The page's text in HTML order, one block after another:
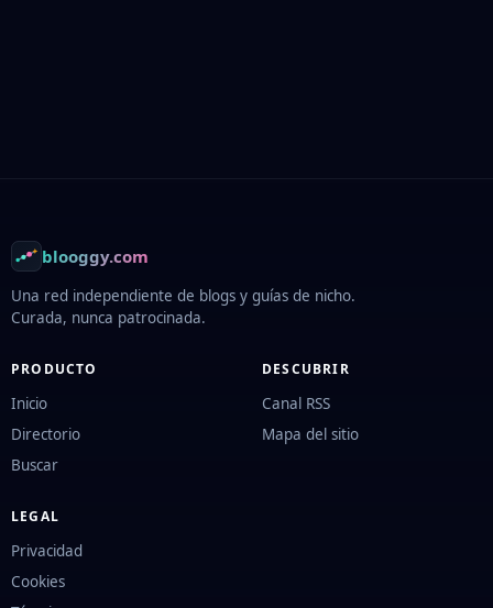
Footerblooggy.com
Una red independiente de blogs y guías de nicho.
Curada, nunca patrocinada.
PRODUCTO
Inicio
Directorio
Buscar
DESCUBRIR
Canal RSS
Mapa del sitio
LEGAL
Privacidad
Cookies